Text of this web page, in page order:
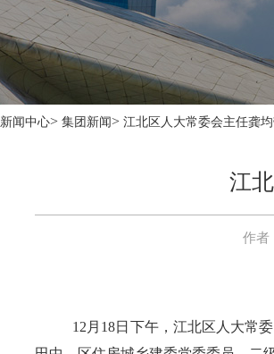
新闻中心> 集团新闻> 江北区人大常委会主任龚
江
作者
12月18日下午，江北区人大常